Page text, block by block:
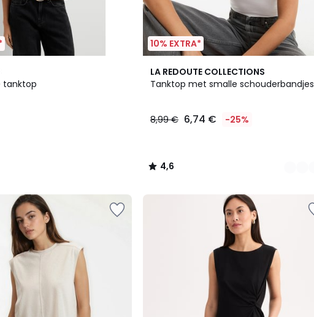
tanktop
10% EXTRA*
LA REDOUTE COLLECTIONS
Tanktop met smalle schouderbandjes
8,99 € 6,74 € -25%
4,6
/ 5
2
Kleuren
4,6
/